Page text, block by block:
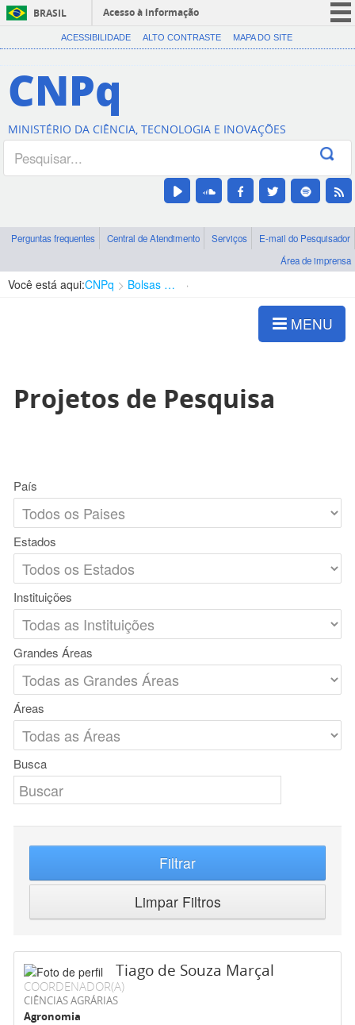
BRASIL
Acesso à informação
CORONAVÍRUS (COVID-19)
Canais
ACESSIBILIDADE ALTO CONTRASTE MAPA DO SITE
CNPq
MINISTÉRIO DA CIÊNCIA, TECNOLOGIA E INOVAÇÕES
Perguntas frequentes Central de Atendimento Serviços
E-mail do Pesquisador
Área de imprensa
Você está aqui:CNPq Bolsas e Auxílios Vigentes
MENU
Projetos de Pesquisa
País
Estados
Instituições
Grandes Áreas
Áreas
Busca
Filtrar
Limpar Filtros
Tiago de Souza Marçal
COORDENADOR(A)
CIÊNCIAS AGRÁRIAS
Agronomia